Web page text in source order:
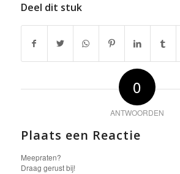
Deel dit stuk
0
ANTWOORDEN
Plaats een Reactie
Meepraten?
Draag gerust bij!